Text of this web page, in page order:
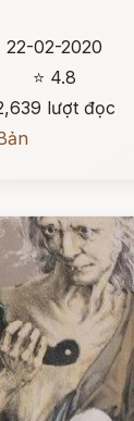
22-02-2020
⭐ 4.8
lượt đọc